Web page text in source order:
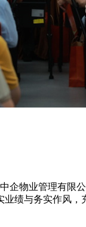
企物业管理有限
业绩与务实作风